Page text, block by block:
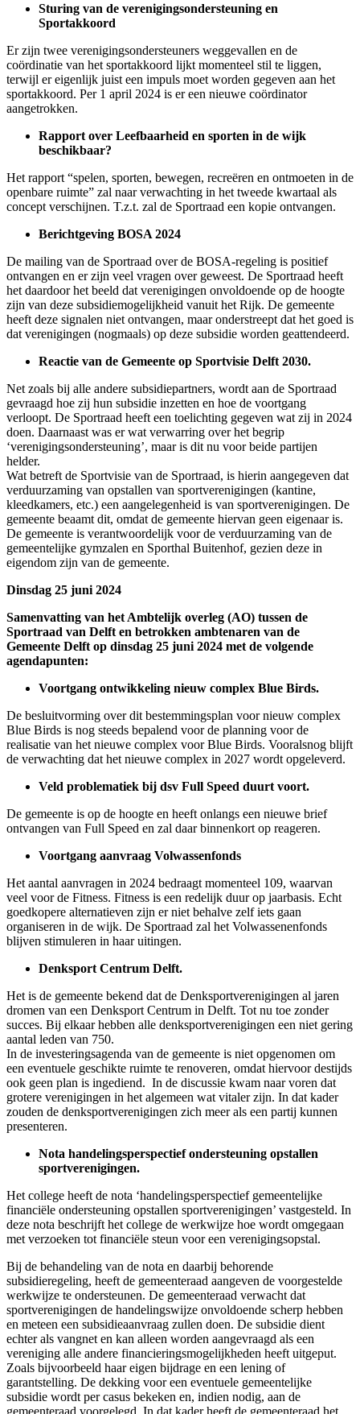
Sturing van de verenigingsondersteuning en
Sportakkoord
Er zijn twee verenigingsondersteuners weggevallen en de
coördinatie van het sportakkoord lijkt momenteel stil te liggen,
terwijl er eigenlijk juist een impuls moet worden gegeven aan het
sportakkoord. Per 1 april 2024 is er een nieuwe coördinator
aangetrokken.
Rapport over Leefbaarheid en sporten in de wijk
beschikbaar?
Het rapport “spelen, sporten, bewegen, recreëren en ontmoeten in de
openbare ruimte” zal naar verwachting in het tweede kwartaal als
concept verschijnen. T.z.t. zal de Sportraad een kopie ontvangen.
Berichtgeving BOSA 2024
De mailing van de Sportraad over de BOSA-regeling is positief
ontvangen en er zijn veel vragen over geweest. De Sportraad heeft
het daardoor het beeld dat verenigingen onvoldoende op de hoogte
zijn van deze subsidiemogelijkheid vanuit het Rijk. De gemeente
heeft deze signalen niet ontvangen, maar onderstreept dat het goed is
dat verenigingen (nogmaals) op deze subsidie worden geattendeerd.
Reactie van de Gemeente op Sportvisie Delft 2030.
Net zoals bij alle andere subsidiepartners, wordt aan de Sportraad
gevraagd hoe zij hun subsidie inzetten en hoe de voortgang
verloopt. De Sportraad heeft een toelichting gegeven wat zij in 2024
doen. Daarnaast was er wat verwarring over het begrip
‘verenigingsondersteuning’, maar is dit nu voor beide partijen
helder.
Wat betreft de Sportvisie van de Sportraad, is hierin aangegeven dat
verduurzaming van opstallen van sportverenigingen (kantine,
kleedkamers, etc.) een aangelegenheid is van sportverenigingen. De
gemeente beaamt dit, omdat de gemeente hiervan geen eigenaar is.
De gemeente is verantwoordelijk voor de verduurzaming van de
gemeentelijke gymzalen en Sporthal Buitenhof, gezien deze in
eigendom zijn van de gemeente.
Dinsdag 25 juni 2024
Samenvatting van het Ambtelijk overleg (AO) tussen de
Sportraad van Delft en betrokken ambtenaren van de
Gemeente Delft op dinsdag 25 juni 2024 met de volgende
agendapunten:
Voortgang ontwikkeling nieuw complex Blue Birds.
De besluitvorming over dit bestemmingsplan voor nieuw complex
Blue Birds is nog steeds bepalend voor de planning voor de
realisatie van het nieuwe complex voor Blue Birds. Vooralsnog blijft
de verwachting dat het nieuwe complex in 2027 wordt opgeleverd.
Veld problematiek bij dsv Full Speed duurt voort.
De gemeente is op de hoogte en heeft onlangs een nieuwe brief
ontvangen van Full Speed en zal daar binnenkort op reageren.
Voortgang aanvraag Volwassenfonds
Het aantal aanvragen in 2024 bedraagt momenteel 109, waarvan
veel voor de Fitness. Fitness is een redelijk duur op jaarbasis. Echt
goedkopere alternatieven zijn er niet behalve zelf iets gaan
organiseren in de wijk. De Sportraad zal het Volwassenenfonds
blijven stimuleren in haar uitingen.
Denksport Centrum Delft.
Het is de gemeente bekend dat de Denksportverenigingen al jaren
dromen van een Denksport Centrum in Delft. Tot nu toe zonder
succes. Bij elkaar hebben alle denksportverenigingen een niet gering
aantal leden van 750.
In de investeringsagenda van de gemeente is niet opgenomen om
een eventuele geschikte ruimte te renoveren, omdat hiervoor destijds
ook geen plan is ingediend. In de discussie kwam naar voren dat
grotere verenigingen in het algemeen wat vitaler zijn. In dat kader
zouden de denksportverenigingen zich meer als een partij kunnen
presenteren.
Nota handelingsperspectief ondersteuning opstallen
sportverenigingen.
Het college heeft de nota ‘handelingsperspectief gemeentelijke
financiële ondersteuning opstallen sportverenigingen’ vastgesteld. In
deze nota beschrijft het college de werkwijze hoe wordt omgegaan
met verzoeken tot financiële steun voor een verenigingsopstal.
Bij de behandeling van de nota en daarbij behorende
subsidieregeling, heeft de gemeenteraad aangeven de voorgestelde
werkwijze te ondersteunen. De gemeenteraad verwacht dat
sportverenigingen de handelingswijze onvoldoende scherp hebben
en meteen een subsidieaanvraag zullen doen. De subsidie dient
echter als vangnet en kan alleen worden aangevraagd als een
vereniging alle andere financieringsmogelijkheden heeft uitgeput.
Zoals bijvoorbeeld haar eigen bijdrage en een lening of
garantstelling. De dekking voor een eventuele gemeentelijke
subsidie wordt per casus bekeken en, indien nodig, aan de
gemeenteraad voorgelegd. In dat kader heeft de gemeenteraad het